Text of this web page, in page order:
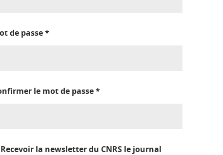
de passe*
le mot de passe*
Recevoir la newsletter du CNRS le journal